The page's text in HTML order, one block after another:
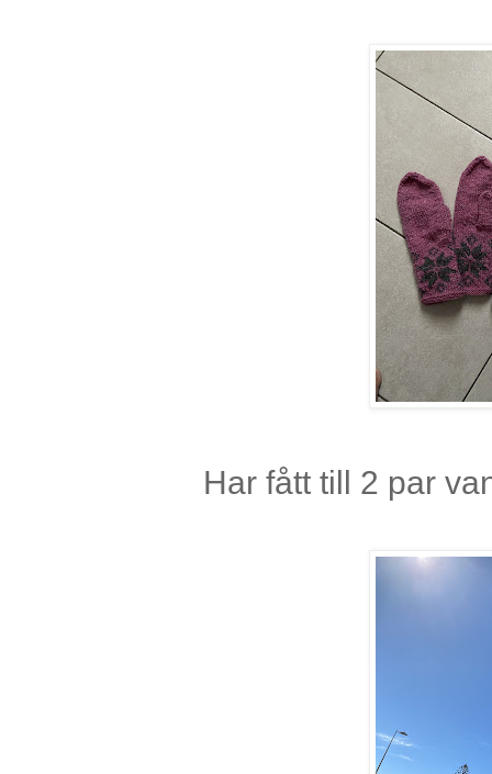
Har fått till 2 par